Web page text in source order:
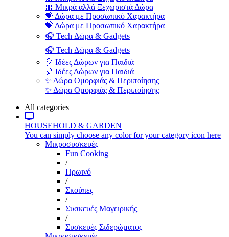
🎀 Μικρά αλλά Ξεχωριστά Δώρα
💝 Δώρα με Προσωπικό Χαρακτήρα
💝 Δώρα με Προσωπικό Χαρακτήρα
🎧 Tech Δώρα & Gadgets
🎧 Tech Δώρα & Gadgets
🎈 Ιδέες Δώρων για Παιδιά
🎈 Ιδέες Δώρων για Παιδιά
✨ Δώρα Ομορφιάς & Περιποίησης
✨ Δώρα Ομορφιάς & Περιποίησης
All categories
HOUSEHOLD & GARDEN
You can simply choose any color for your category icon here
Μικροσυσκευές
Fun Cooking
/
Πρωινό
/
Σκούπες
/
Συσκευές Μαγειρικής
/
Συσκευές Σιδερώματος